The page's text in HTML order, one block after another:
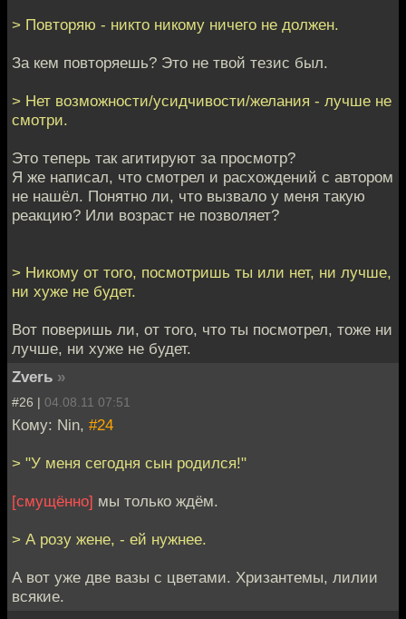
> Повторяю - никто никому ничего не должен.
За кем повторяешь? Это не твой тезис был.
> Нет возможности/усидчивости/желания - лучше не
смотри.
Это теперь так агитируют за просмотр?
Я же написал, что смотрел и расхождений с автором
не нашёл. Понятно ли, что вызвало у меня такую
реакцию? Или возраст не позволяет?
> Никому от того, посмотришь ты или нет, ни лучше,
ни хуже не будет.
Вот поверишь ли, от того, что ты посмотрел, тоже ни
лучше, ни хуже не будет.
Zverь »
#26 | 04.08.11 07:51
Кому: Nin, #24
> "У меня сегодня сын родился!"
[смущённо] мы только ждём.
> А розу жене, - ей нужнее.
А вот уже две вазы с цветами. Хризантемы, лилии
всякие.